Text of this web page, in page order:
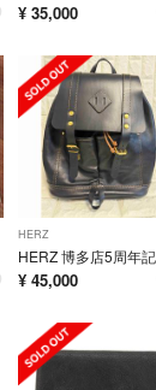
¥ 35,000
HERZ
¥ 45,000